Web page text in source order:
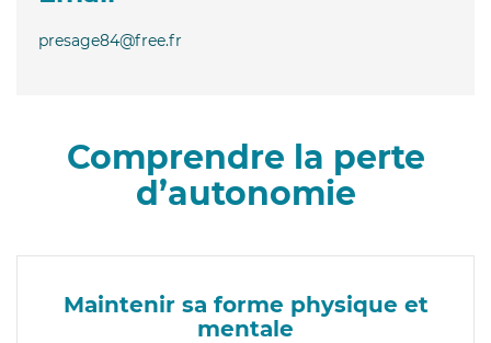
presage84@free.fr
Comprendre la perte
d’autonomie
Maintenir sa forme physique et
mentale